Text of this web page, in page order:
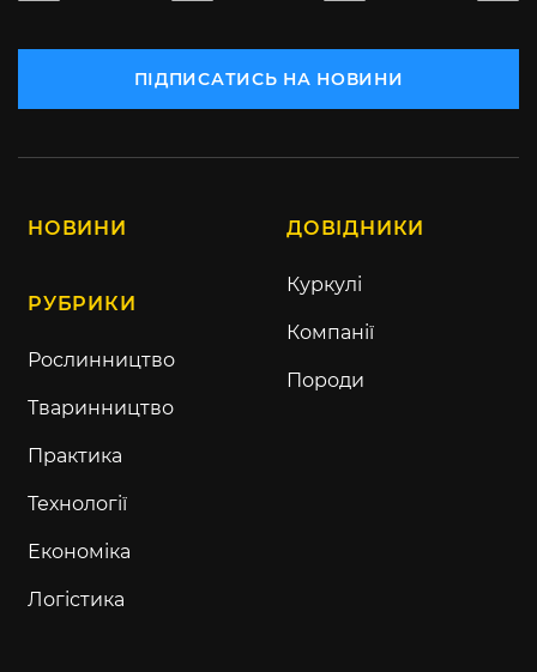
ПІДПИСАТИСЬ НА НОВИНИ
НОВИНИ
РУБРИКИ
Рослинництво
Тваринництво
Практика
Технології
Економіка
Логістика
ДОВІДНИКИ
Куркулі
Компанії
Породи